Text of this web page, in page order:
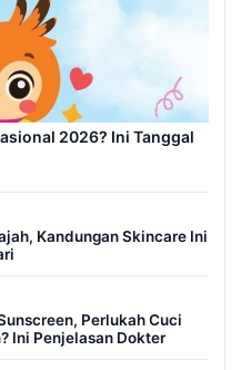
2026? Ini Tanggal
Kandungan Skincare Ini
Perlukah Cuci
Ini Penjelasan Dokter